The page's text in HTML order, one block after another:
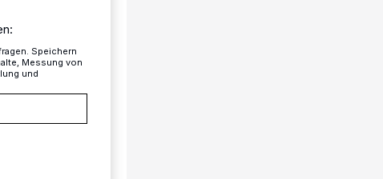
Speichern
Messung von
und